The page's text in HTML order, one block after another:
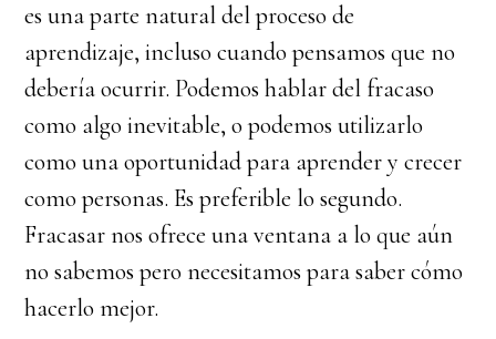
es una parte natural del proceso de
aprendizaje, incluso cuando pensamos que no
debería ocurrir. Podemos hablar del fracaso
como algo inevitable, o podemos utilizarlo
como una oportunidad para aprender y crecer
como personas. Es preferible lo segundo.
Fracasar nos ofrece una ventana a lo que aún
no sabemos pero necesitamos para saber cómo
hacerlo mejor.